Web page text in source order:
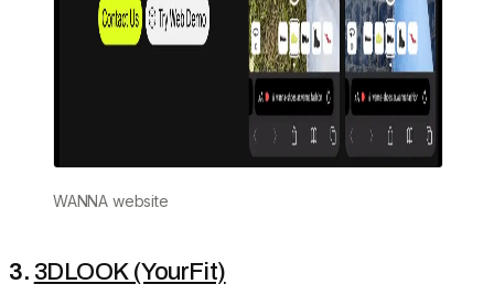
WANNA website
3. 3DLOOK (YourFit)